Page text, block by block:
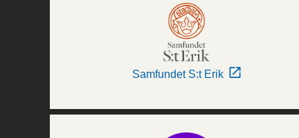
Samfundet S:t Erik